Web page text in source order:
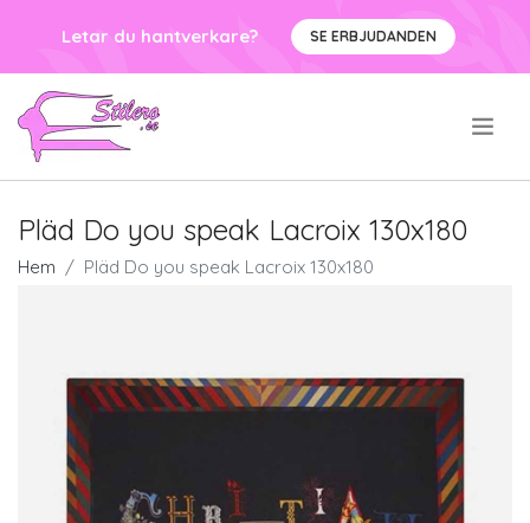
Letar du hantverkare? SE ERBJUDANDEN
Pläd Do you speak Lacroix 130x180
Hem Pläd Do you speak Lacroix 130x180